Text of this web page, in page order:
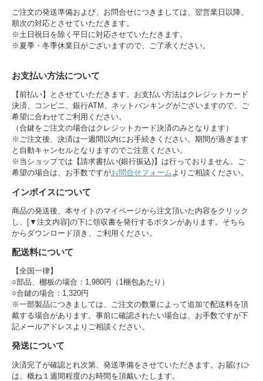
ご注文の発送準備および、お問合せにつきましては、翌営業日以降、
順次の対応とさせていただきます。
※土日祝日を除く平日に対応させていただきます。
※夏季・冬季休業日がございますので、ご了承ください。
お支払い方法について
【前払い】とさせていただきます。お支払い方法はクレジットカード
決済、コンビニ、銀行ATM、ネットバンキングがございますので、ご
希望に合わせてご利用ください。
（合鍵をご注文の場合はクレジットカード決済のみとなります）
※ご注文後、決済は一週間以内にお手続きください。期間が過ぎます
と自動キャンセルとなりますのでご注意ください。
※当ショップでは【請求書払い(銀行振込)】は行っておりません。ご
希望の場合は、お手数ですがお問合せフォームよりご相談ください。
インボイスについて
商品の発送後、本サイトのマイページから注文頂いた内容をクリック
し、[▼注文内容]の下に領収書を発行するボタンがあります。そちら
からダウンロード頂き、ご利用ください。
配送料について
【全国一律】
○部品、棚板の場合：1,980円（1梱包あたり）
○合鍵の場合：1,320円
※一部製品につきましては、ご注文の数量によって追加で配送料を頂
戴する場合があります。事前に確認されたい場合は、お手数ですが下
記メールアドレスよりご相談ください。
発送について
決済完了が確認とれ次第、発送準備をさせていただきます。お届けに
は、概ね１週間程度のお時間を頂戴いたします。